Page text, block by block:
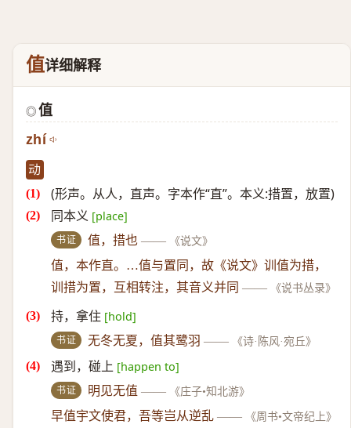
值详细解释
◎ 值
zhí
动
(形声。从人，直声。字本作“直”。本义:措置，放置)
同本义 [place]
书证 值，措也 —— 《说文》
值，本作直。…值与置同，故《说文》训值为措，
训措为置，互相转注，其音义并同 —— 《说书丛录》
持，拿住 [hold]
书证 无冬无夏，值其鹭羽 —— 《诗·陈风·宛丘》
遇到，碰上 [happen to]
书证 明见无值 —— 《庄子•知北游》
早值宇文使君，吾等岂从逆乱 —— 《周书•文帝纪上》